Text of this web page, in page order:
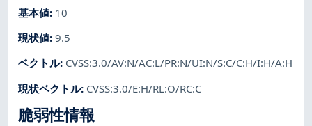
基本値: 10
現状値:9.5
ベクトル: CVSS:3.0/AV:N/AC:L/PR:N/UI:N/S:C/C:H/I:H/A:H
現状ベクトル: CVSS:3.0/E:H/RL:O/RC:C
脆弱性情報